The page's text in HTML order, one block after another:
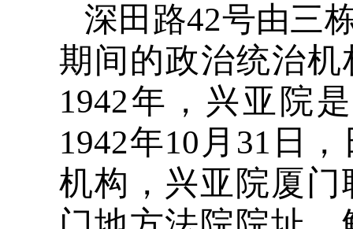
深田路42号由三
期间的政治统治
1942年，兴亚院
1942年10月31日
机构，兴亚院厦